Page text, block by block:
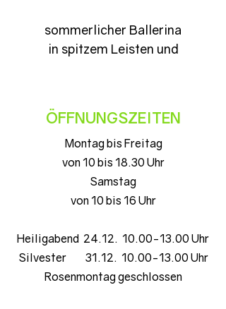
sommerlicher Ballerina
in spitzem Leisten und
ÖFFNUNGSZEITEN
Montag bis Freitag
von 10 bis 18.30 Uhr
Samstag
von 10 bis 16 Uhr
Heiligabend 24.12. 10.00-13.00 Uhr
Silvester 31.12. 10.00-13.00 Uhr
Rosenmontag geschlossen